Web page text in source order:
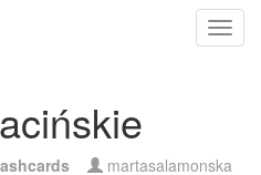
martasalamonska